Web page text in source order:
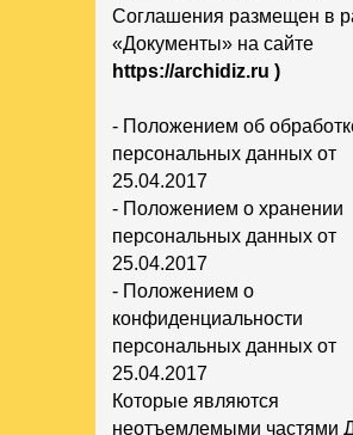
Соглашения размещен в
«Документы» на сайте
https://archidiz.ru )
- Положением об
персональных данных от
25.04.2017
- Положением о хранении
персональных данных от
25.04.2017
- Положением о
конфиденциальности
персональных данных от
25.04.2017
Которые являются
неотъемлемыми частями